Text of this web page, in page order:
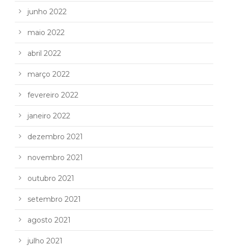
junho 2022
maio 2022
abril 2022
março 2022
fevereiro 2022
janeiro 2022
dezembro 2021
novembro 2021
outubro 2021
setembro 2021
agosto 2021
julho 2021